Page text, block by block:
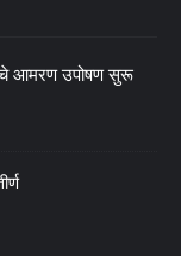
आमरण उपोषण सुरू